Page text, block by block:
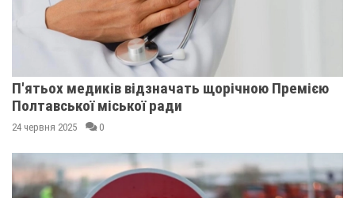
П'ятьох медиків відзначать щорічною Премією
Полтавської міської ради
24 червня 2025 0